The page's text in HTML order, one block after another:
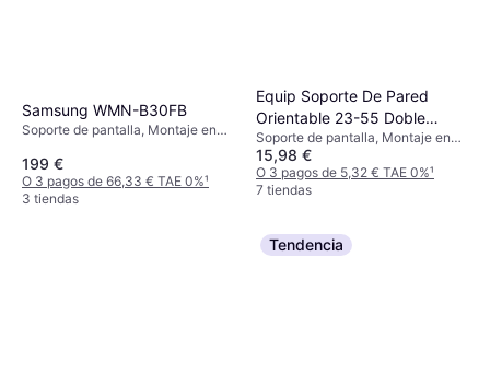
Samsung WMN-B30FB
Soporte de pantalla, Montaje en
199 €
O 3 pagos de 66,33 € TAE 0%¹
3 tiendas
Equip Soporte De Pared
Orientable 23-55 Doble
Brazo Inclinable Giratorio
Max 30kg
Soporte de pantalla, Montaje en
Pared
15,98 €
O 3 pagos de 5,32 € TAE 0%¹
7 tiendas
Tendencia